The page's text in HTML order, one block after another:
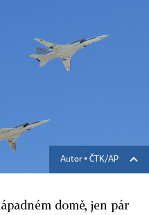
Autor ▪ ČTK/AP
domě, jen pár